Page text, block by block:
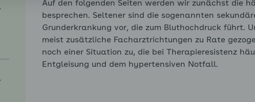
Auf den folgenden Seiten werden wir zunächst die
besprechen. Seltener sind die sogenannten
Grunderkrankung vor, die zum Bluthochdruck führt.
meist zusätzliche Facharztrichtungen zu Rate
noch einer Situation zu, die bei Therapieresistenz
Entgleisung und dem hypertensiven Notfall.
Untermenü für Von der Blutdruckmessung zur Diagnose